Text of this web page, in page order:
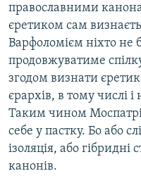
православними
єретиком сам
Варфоломієм ніхто не
продовжуватиме
згодом визнати
єрархів, в тому числі
Таким чином
себе у пастку. Бо або
ізоляція, або
канонів.